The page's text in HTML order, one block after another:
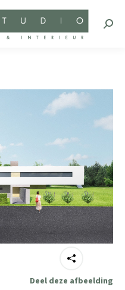
Deel deze afbeelding